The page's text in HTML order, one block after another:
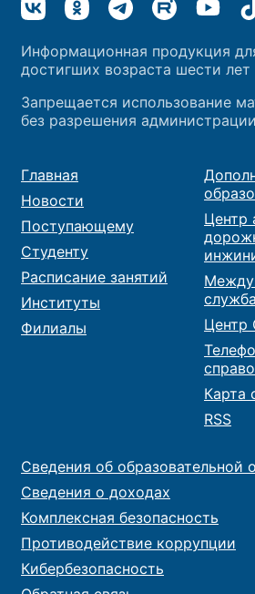
Информационная продукция
достигших возраста шести лет
Запрещается использование
без разрешения
Главная
Новости
Поступающему
Студенту
Расписание занятий
Институты
Филиалы
Центр
служба
Центр
Карта
RSS
Сведения об образовательной
Сведения о доходах
Комплексная безопасность
Противодействие коррупции
Кибербезопасность